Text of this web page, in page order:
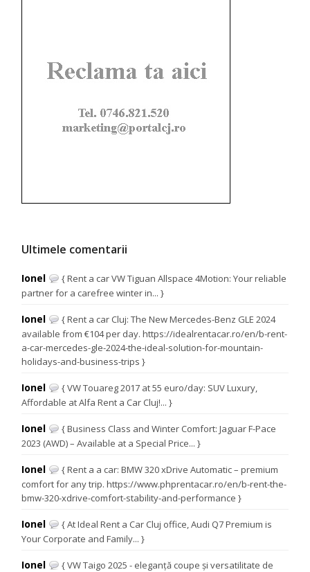
Ultimele comentarii
Ionel
{ Rent a car VW Tiguan Allspace 4Motion: Your reliable
partner for a carefree winter in... }
Ionel
{ Rent a car Cluj: The New Mercedes-Benz GLE 2024
available from €104 per day. https://idealrentacar.ro/en/b-rent-
a-car-mercedes-gle-2024-the-ideal-solution-for-mountain-
holidays-and-business-trips }
Ionel
{ VW Touareg 2017 at 55 euro/day: SUV Luxury,
Affordable at Alfa Rent a Car Cluj!... }
Ionel
{ Business Class and Winter Comfort: Jaguar F-Pace
2023 (AWD) – Available at a Special Price... }
Ionel
{ Rent a a car: BMW 320 xDrive Automatic – premium
comfort for any trip. https://www.phprentacar.ro/en/b-rent-the-
bmw-320-xdrive-comfort-stability-and-performance }
Ionel
{ At Ideal Rent a Car Cluj office, Audi Q7 Premium is
Your Corporate and Family... }
Ionel
{ VW Taigo 2025 - eleganță coupe și versatilitate de